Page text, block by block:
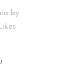
by